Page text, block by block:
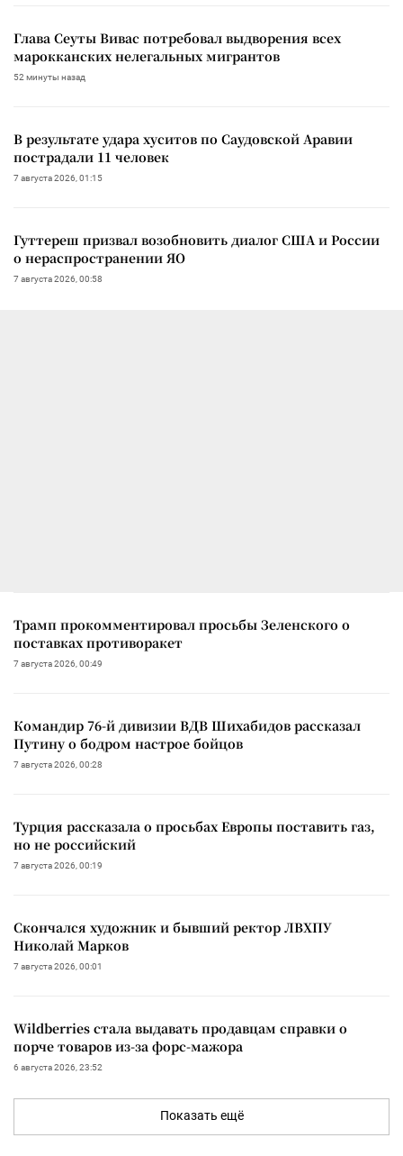
Глава Сеуты Вивас потребовал выдворения всех
марокканских нелегальных мигрантов
52 минуты назад
В результате удара хуситов по Саудовской Аравии
пострадали 11 человек
7 августа 2026, 01:15
Гуттереш призвал возобновить диалог США и России
о нераспространении ЯО
7 августа 2026, 00:58
Трамп прокомментировал просьбы Зеленского о
поставках противоракет
7 августа 2026, 00:49
Командир 76-й дивизии ВДВ Шихабидов рассказал
Путину о бодром настрое бойцов
7 августа 2026, 00:28
Турция рассказала о просьбах Европы поставить газ,
но не российский
7 августа 2026, 00:19
Скончался художник и бывший ректор ЛВХПУ
Николай Марков
7 августа 2026, 00:01
Wildberries стала выдавать продавцам справки о
порче товаров из-за форс-мажора
6 августа 2026, 23:52
Показать ещё